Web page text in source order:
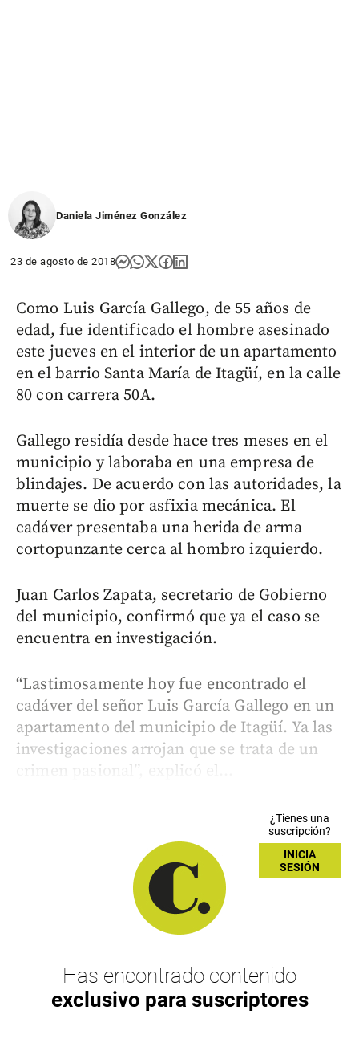
Daniela Jiménez González
23 de agosto de 2018
Como Luis García Gallego, de 55 años de
edad, fue identificado el hombre asesinado
este jueves en el interior de un apartamento
en el barrio Santa María de Itagüí, en la calle
80 con carrera 50A.
Gallego residía desde hace tres meses en el
municipio y laboraba en una empresa de
blindajes. De acuerdo con las autoridades, la
muerte se dio por asfixia mecánica. El
cadáver presentaba una herida de arma
cortopunzante cerca al hombro izquierdo.
Juan Carlos Zapata, secretario de Gobierno
del municipio, confirmó que ya el caso se
encuentra en investigación.
“Lastimosamente hoy fue encontrado el
cadáver del señor Luis García Gallego en un
apartamento del municipio de Itagüí. Ya las
investigaciones arrojan que se trata de un
crimen pasional”, explicó el...
¿Tienes una
suscripción?
INICIA
SESIÓN
Has encontrado contenido
exclusivo para suscriptores